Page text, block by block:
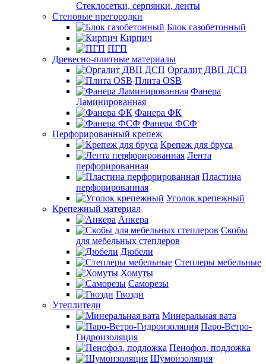
Стеклосетки, серпянки, ленты
Стеновые прегородки
Блок газобетонный
Кирпич
ПГП
Древесно-плитные материалы
Оргалит ДВП ДСП
Плита OSB
Фанера
Ламинированная
Фанера ФК
Фанера ФСФ
Перфорированный крепеж
Крепеж для бруса
Лента
перфорированная
Пластина
перфорированная
Уголок крепежный
Крепежный материал
Анкера
Скобы
для мебельных степлеров
Дюбели
Степлеры мебельные
Хомуты
Саморезы
Гвозди
Утеплители
Минеральная вата
Паро-Ветро-
Гидроизоляция
Пенофол, подложка
Шумоизоляция